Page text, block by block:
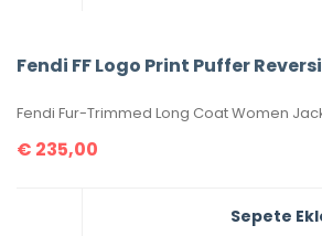
Fendi FF Logo Print Puffer
Fendi Fur-Trimmed Long Coat Women
€ 235,00
Sepete